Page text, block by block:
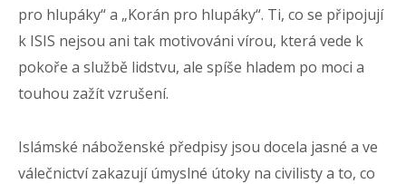
pro hlupáky“ a „Korán pro hlupáky“. Ti, co se připojují
k ISIS nejsou ani tak motivováni vírou, která vede k
pokoře a službě lidstvu, ale spíše hladem po moci a
touhou zažít vzrušení.
Islámské náboženské předpisy jsou docela jasné a ve
válečnictví zakazují úmyslné útoky na civilisty a to, co